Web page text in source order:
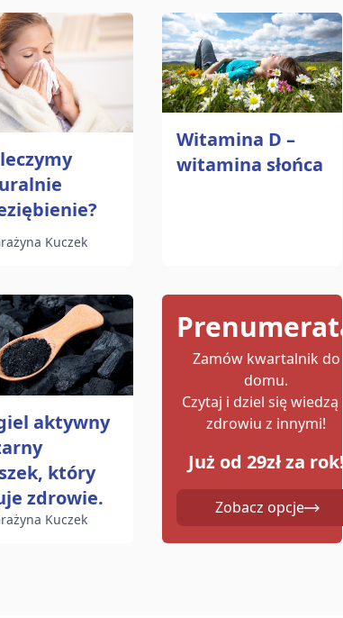
Kuczek
Witamina D –
witamina słońca
aktywny
który
zdrowie.
Kuczek
Prenumerata
Zamów kwartalnik do
domu.
Czytaj i dziel się wiedzą o
zdrowiu z innymi!
Już od 29zł za rok!
Zobacz opcje